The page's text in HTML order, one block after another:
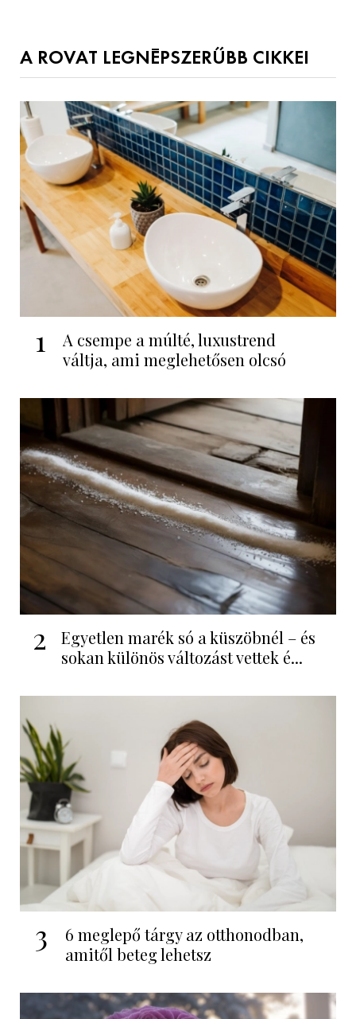
A ROVAT LEGNÉPSZERŰBB CIKKEI
1
A csempe a múlté, luxustrend
váltja, ami meglehetősen olcsó
2
Egyetlen marék só a küszöbnél – és
sokan különös változást vettek é...
3
6 meglepő tárgy az otthonodban,
amitől beteg lehetsz